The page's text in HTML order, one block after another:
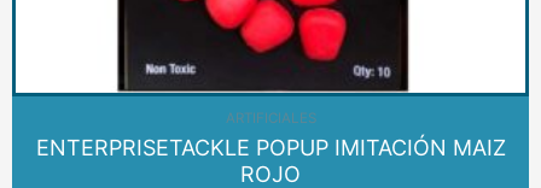
ARTIFICIALES
ENTERPRISETACKLE POPUP IMITACIÓN MAIZ
ROJO